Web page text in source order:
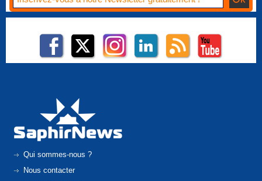
Qui sommes-nous ?
Nous contacter